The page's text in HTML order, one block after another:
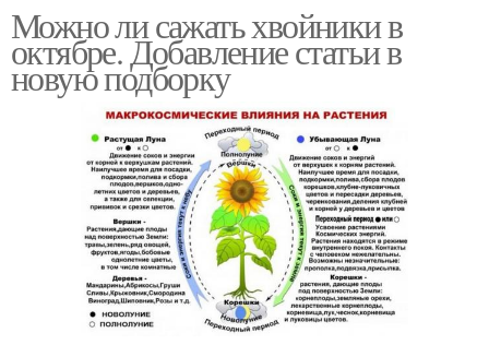
Можно ли сажать хвойники в
октябре. Добавление статьи в
новую подборку